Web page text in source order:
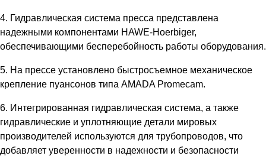
4. Гидравлическая система пресса представлена
надежными компонентами HAWE-Hoerbiger,
обеспечивающими бесперебойность работы оборудования.
5. На прессе установлено быстросъемное механическое
крепление пуансонов типа AMADA Promecam.
6. Интегрированная гидравлическая система, а также
гидравлические и уплотняющие детали мировых
производителей используются для трубопроводов, что
добавляет уверенности в надежности и безопасности